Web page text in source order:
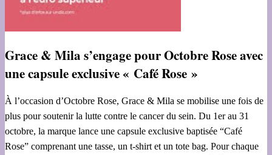
Grace & Mila s’engage pour Octobre Rose avec
une capsule exclusive « Café Rose »
À l’occasion d’Octobre Rose, Grace & Mila se mobilise une fois de
plus pour soutenir la lutte contre le cancer du sein. Du 1er au 31
octobre, la marque lance une capsule exclusive baptisée “Café
Rose” comprenant une tasse, un t-shirt et un tote bag. Pour chaque